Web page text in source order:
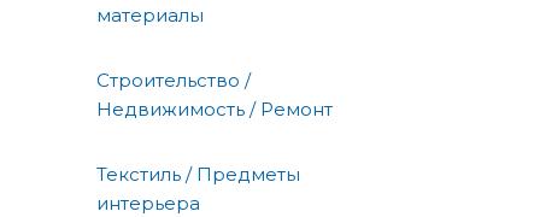
материалы
Строительство /
Недвижимость / Ремонт
Текстиль / Предметы
интерьера